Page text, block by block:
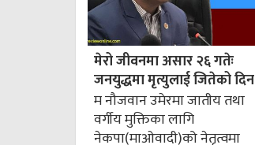
मेरो जीवनमा असार २६ गतेः
जनयुद्धमा मृत्युलाई जितेको दिन
म नौजवान उमेरमा जातीय तथा
वर्गीय मुक्तिका लागि
नेकपा(माओवादी)को नेतृत्वमा